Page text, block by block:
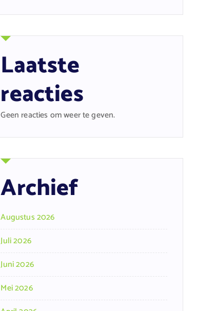
Laatste
reacties
Geen reacties om weer te geven.
Archief
Augustus 2026
Juli 2026
Juni 2026
Mei 2026